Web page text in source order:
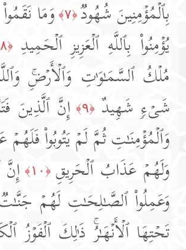
بِٱلۡمُؤۡمِنِینَ شُهُودࣱ ﴿٧﴾
وَمَا
یُؤۡمِنُوا۟ بِٱللَّهِ ٱلۡعَزِیزِ ٱلۡحَمِیدِ ﴿٨﴾
مُلۡكُ ٱلسَّمَـٰوَ ٰ⁠تِ وَٱلۡأَرۡضِۚ
شَیۡءࣲ شَهِیدٌ ﴿٩﴾
إِنَّ ٱلَّذِینَ
وَٱلۡمُؤۡمِنَـٰتِ ثُمَّ لَمۡ یَتُوبُوا۟
وَلَهُمۡ عَذَابُ ٱلۡحَرِیقِ ﴿١٠﴾
إِنَّ
وَعَمِلُوا۟ ٱلصَّـٰلِحَـٰتِ لَهُمۡ
تَحۡتِهَا ٱلۡأَنۡهَـٰرُۚ ذَ ٰ⁠لِكَ ٱلۡفَوۡزُ